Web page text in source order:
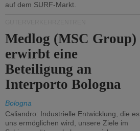
auf dem SURF-Markt.
Medlog (MSC Group)
erwirbt eine
Beteiligung an
Interporto Bologna
Bologna
Caliandro: Industrielle Entwicklung, die es
uns ermöglichen wird, unsere Ziele im